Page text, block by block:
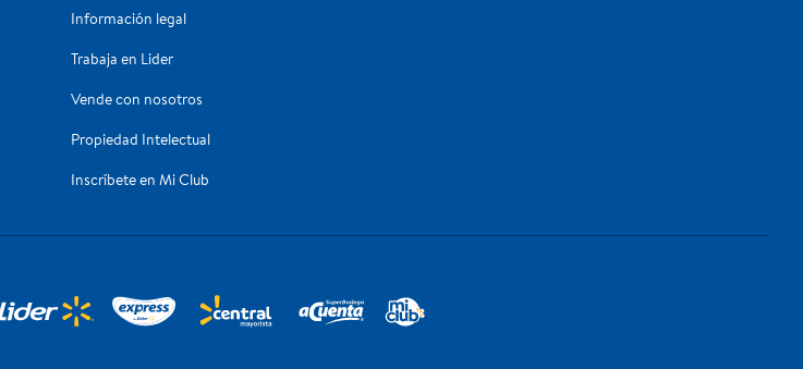
Información legal
Trabaja en Lider
Vende con nosotros
Propiedad Intelectual
Inscríbete en Mi Club